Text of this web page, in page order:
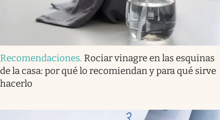
Recomendaciones. Rociar vinagre en las esquinas
de la casa: por qué lo recomiendan y para qué sirve
hacerlo